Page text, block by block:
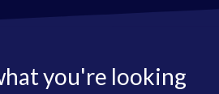
you're looking